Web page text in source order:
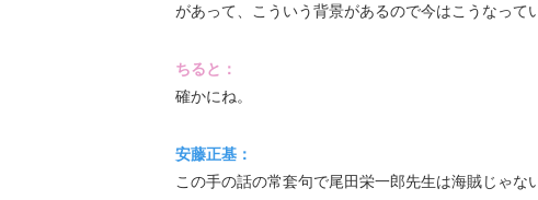
があって、こういう背景があるので今はこうなって
ちると：
確かにね。
安藤正基：
この手の話の常套句で尾田栄一郎先生は海賊じゃ